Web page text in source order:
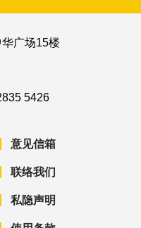
广场15楼
5426
意见信箱
联络我们
私隐声明